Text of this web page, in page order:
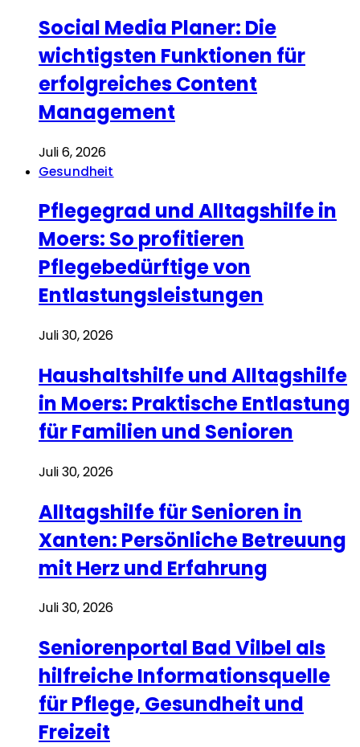
Social Media Planer: Die
wichtigsten Funktionen für
erfolgreiches Content
Management
Juli 6, 2026
Gesundheit
Pflegegrad und Alltagshilfe in
Moers: So profitieren
Pflegebedürftige von
Entlastungsleistungen
Juli 30, 2026
Haushaltshilfe und Alltagshilfe
in Moers: Praktische Entlastung
für Familien und Senioren
Juli 30, 2026
Alltagshilfe für Senioren in
Xanten: Persönliche Betreuung
mit Herz und Erfahrung
Juli 30, 2026
Seniorenportal Bad Vilbel als
hilfreiche Informationsquelle
für Pflege, Gesundheit und
Freizeit